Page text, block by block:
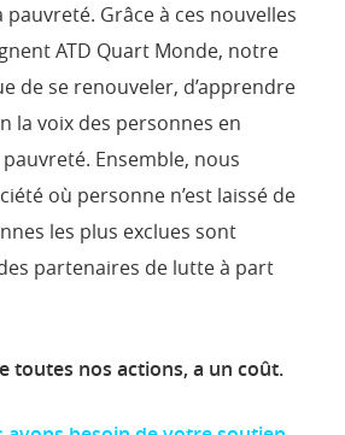
Grâce à ces nouvelles
ATD Quart Monde, notre
de se renouveler, d’apprendre
la voix des personnes en
Ensemble, nous
où personne n’est laissé de
les plus exclues sont
partenaires de lutte à part
toutes nos actions, a un coût.